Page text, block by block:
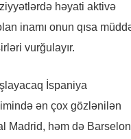
həyati aktivə
inamı onun qısa
vurğulayır.
İspaniya
ən çox gözlənilən
Madrid, həm də